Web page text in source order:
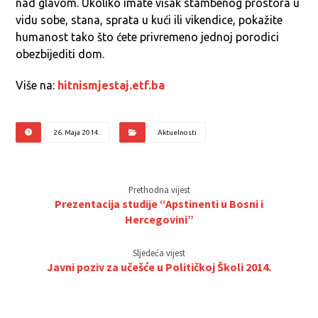
nad glavom. Ukoliko imate višak stambenog prostora u
vidu sobe, stana, sprata u kući ili vikendice, pokažite
humanost tako što ćete privremeno jednoj porodici
obezbijediti dom.
Više na: hitnismjestaj.etf.ba
26. Maja 2014. Aktuelnosti
Prethodna vijest
Prezentacija studije “Apstinenti u Bosni i
Hercegovini”
Sljedeća vijest
Javni poziv za učešće u Političkoj Školi 2014.